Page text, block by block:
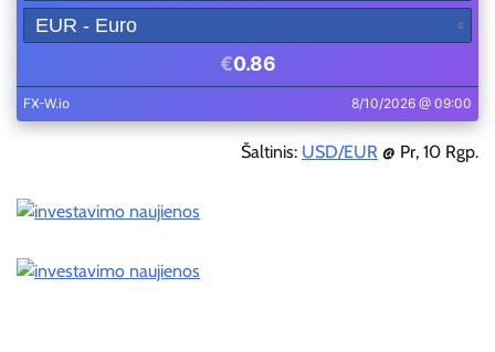
Šaltinis: USD/EUR @ Pr, 10 Rgp.